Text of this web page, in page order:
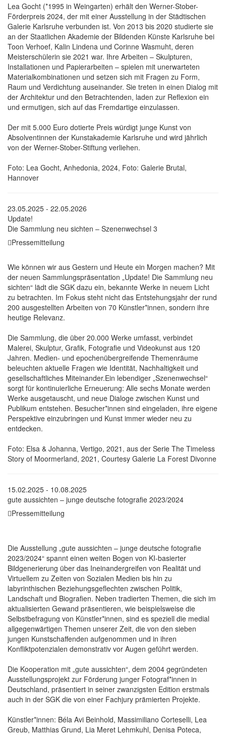
Lea Gocht (*1995 in Weingarten) erhält den Werner-Stober-
Förderpreis 2024, der mit einer Ausstellung in der Städtischen
Galerie Karlsruhe verbunden ist. Von 2013 bis 2020 studierte sie
an der Staatlichen Akademie der Bildenden Künste Karlsruhe bei
Toon Verhoef, Kalin Lindena und Corinne Wasmuht, deren
Meisterschülerin sie 2021 war. Ihre Arbeiten – Skulpturen,
Installationen und Papierarbeiten – spielen mit unerwarteten
Materialkombinationen und setzen sich mit Fragen zu Form,
Raum und Verdichtung auseinander. Sie treten in einen Dialog mit
der Architektur und den Betrachtenden, laden zur Reflexion ein
und ermutigen, sich auf das Fremdartige einzulassen.
Der mit 5.000 Euro dotierte Preis würdigt junge Kunst von
Absolventinnen der Kunstakademie Karlsruhe und wird jährlich
von der Werner-Stober-Stiftung verliehen.
Foto: Lea Gocht, Anhedonia, 2024, Foto: Galerie Brutal,
Hannover
23.05.2025 - 22.05.2026
Update!
Die Sammlung neu sichten – Szenenwechsel 3
Pressemitteilung
Wie können wir aus Gestern und Heute ein Morgen machen? Mit
der neuen Sammlungspräsentation „Update! Die Sammlung neu
sichten“ lädt die SGK dazu ein, bekannte Werke in neuem Licht
zu betrachten. Im Fokus steht nicht das Entstehungsjahr der rund
200 ausgestellten Arbeiten von 70 Künstler*innen, sondern ihre
heutige Relevanz.
Die Sammlung, die über 20.000 Werke umfasst, verbindet
Malerei, Skulptur, Grafik, Fotografie und Videokunst aus 120
Jahren. Medien- und epochenübergreifende Themenräume
beleuchten aktuelle Fragen wie Identität, Nachhaltigkeit und
gesellschaftliches Miteinander.Ein lebendiger „Szenenwechsel“
sorgt für kontinuierliche Erneuerung: Alle sechs Monate werden
Werke ausgetauscht, und neue Dialoge zwischen Kunst und
Publikum entstehen. Besucher*innen sind eingeladen, ihre eigene
Perspektive einzubringen und Kunst immer wieder neu zu
entdecken.
Foto: Elsa & Johanna, Vertigo, 2021, aus der Serie The Timeless
Story of Moormerland, 2021, Courtesy Galerie La Forest Divonne
15.02.2025 - 10.08.2025
gute aussichten – junge deutsche fotografie 2023/2024
Pressemitteilung
Die Ausstellung „gute aussichten – junge deutsche fotografie
2023/2024“ spannt einen weiten Bogen von KI-basierter
Bildgenerierung über das Ineinandergreifen von Realität und
Virtuellem zu Zeiten von Sozialen Medien bis hin zu
labyrinthischen Beziehungsgeflechten zwischen Politik,
Landschaft und Biografien. Neben tradierten Themen, die sich im
aktualisierten Gewand präsentieren, wie beispielsweise die
Selbstbefragung von Künstler*innen, sind es speziell die medial
allgegenwärtigen Themen unserer Zeit, die von den sieben
jungen Kunstschaffenden aufgenommen und in ihren
Konfliktpotenzialen demonstrativ vor Augen geführt werden.
Die Kooperation mit „gute aussichten“, dem 2004 gegründeten
Ausstellungsprojekt zur Förderung junger Fotograf*innen in
Deutschland, präsentiert in seiner zwanzigsten Edition erstmals
auch in der SGK die von einer Fachjury prämierten Projekte.
Künstler*innen: Béla Avi Beinhold, Massimiliano Corteselli, Lea
Greub, Matthias Grund, Lia Meret Lehmkuhl, Denisa Poteca,